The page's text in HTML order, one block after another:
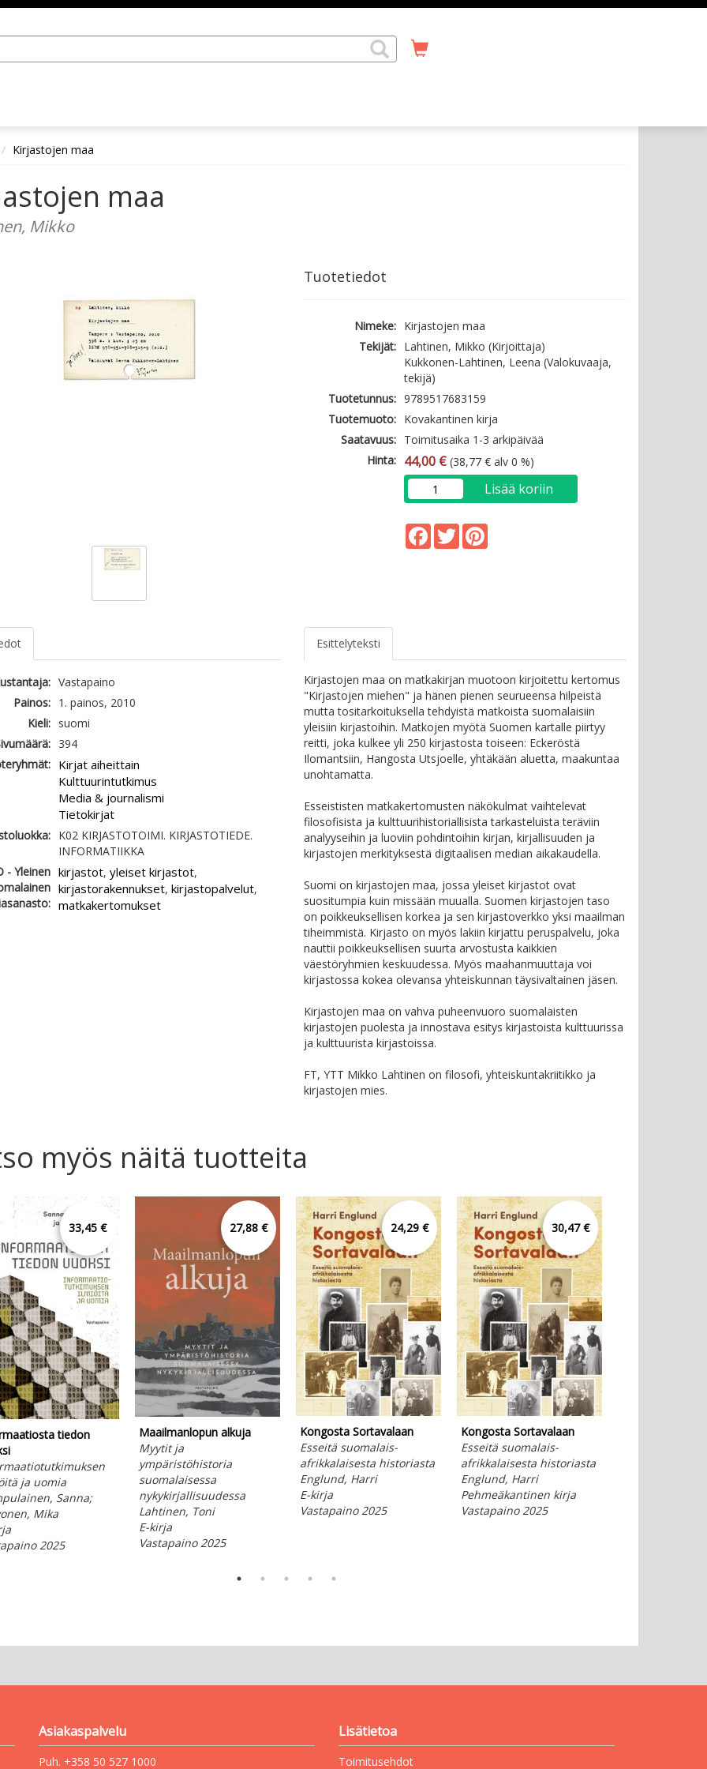
Kirjastojen maa
maa
Mikko
Tuotetiedot
Nimeke: Kirjastojen maa
Tekijät: Lahtinen, Mikko (Kirjoittaja)
Kukkonen-Lahtinen, Leena (Valokuvaaja,
tekijä)
Tuotetunnus: 9789517683159
Tuotemuoto: Kovakantinen kirja
Saatavuus: Toimitusaika 1-3 arkipäivää
Hinta: 44,00 € (38,77 € alv 0 %)
Lisää koriin
Facebook
Twitter
Vastapaino
Painos:
1. painos, 2010
Kieli:
suomi
394
Kirjat aiheittain
Kulttuurintutkimus
Media & journalismi
Tietokirjat
K02 KIRJASTOTOIMI. KIRJASTOTIEDE.
INFORMATIIKKA
- Yleinen kirjastot, yleiset kirjastot,
kirjastorakennukset, kirjastopalvelut,
matkakertomukset
Esittelyteksti
Kirjastojen maa on matkakirjan muotoon kirjoitettu kertomus
"Kirjastojen miehen" ja hänen pienen seurueensa hilpeistä
mutta tositarkoituksella tehdyistä matkoista suomalaisiin
yleisiin kirjastoihin. Matkojen myötä Suomen kartalle piirtyy
reitti, joka kulkee yli 250 kirjastosta toiseen: Eckeröstä
Ilomantsiin, Hangosta Utsjoelle, yhtäkään aluetta, maakuntaa
unohtamatta.
Esseististen matkakertomusten näkökulmat vaihtelevat
filosofisista ja kulttuurihistoriallisista tarkasteluista teräviin
analyyseihin ja luoviin pohdintoihin kirjan, kirjallisuuden ja
kirjastojen merkityksestä digitaalisen median aikakaudella.
Suomi on kirjastojen maa, jossa yleiset kirjastot ovat
suositumpia kuin missään muualla. Suomen kirjastojen taso
on poikkeuksellisen korkea ja sen kirjastoverkko yksi maailman
tiheimmistä. Kirjasto on myös lakiin kirjattu peruspalvelu, joka
nauttii poikkeuksellisen suurta arvostusta kaikkien
väestöryhmien keskuudessa. Myös maahanmuuttaja voi
kirjastossa kokea olevansa yhteiskunnan täysivaltainen jäsen.
Kirjastojen maa on vahva puheenvuoro suomalaisten
kirjastojen puolesta ja innostava esitys kirjastoista kulttuurissa
ja kulttuurista kirjastoissa.
FT, YTT Mikko Lahtinen on filosofi, yhteiskuntakriitikko ja
kirjastojen mies.
myös näitä tuotteita
33,45 €
tiedon
ja uomia
Sanna;
Mika
2025
27,88 €
Maailmanlopun alkuja
Myytit ja
ympäristöhistoria
suomalaisessa
nykykirjallisuudessa
Lahtinen, Toni
E-kirja
Vastapaino 2025
24,29 €
Kongosta Sortavalaan
Esseitä suomalais-
afrikkalaisesta historiasta
Englund, Harri
E-kirja
Vastapaino 2025
30,47 €
Kongosta Sortavalaan
Esseitä suomalais-
afrikkalaisesta historiasta
Englund, Harri
Pehmeäkantinen kirja
Vastapaino 2025
Asiakaspalvelu
Puh. +358 50 527 1000
Lisätietoa
Toimitusehdot